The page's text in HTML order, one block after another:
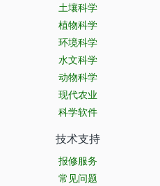
土壤科学
植物科学
环境科学
水文科学
动物科学
现代农业
科学软件
技术支持
报修服务
常见问题